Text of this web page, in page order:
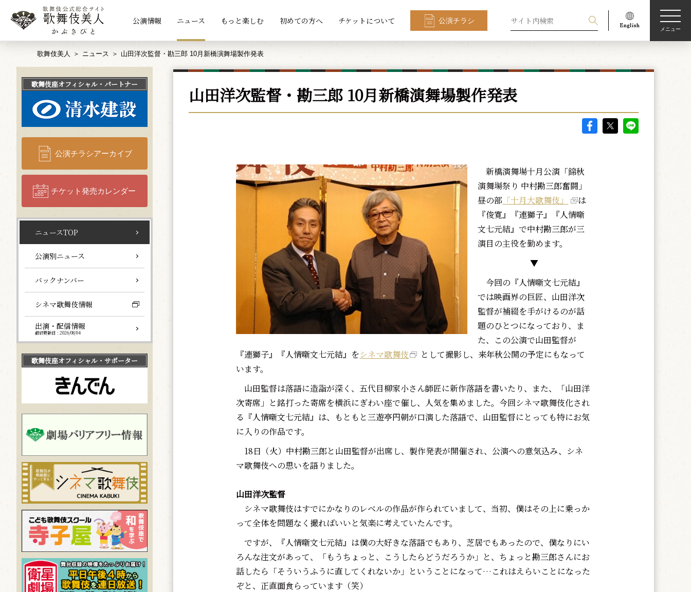
公演情報 ニュース もっと楽しむ 初めての方へ チケットについて 公演チラシ
メニュー
歌舞伎美人 ニュース 山田洋次監督・勘三郎 10月新橋演舞場製作発表
山田洋次監督・勘三郎 10月新橋演舞場製作発表
新橋演舞場十月公演「錦秋
演舞場祭り 中村勘三郎奮闘」
昼の部 「十月大歌舞伎」
は
『俊寛』『連獅子』『人情噺
文七元結』で中村勘三郎が三
演目の主役を勤めます。
▼
今回の『人情噺文七元結』
では映画界の巨匠、山田洋次
監督が補綴を手がけるのが話
題のひとつになっており、ま
た、この公演で山田監督が
『連獅子』『人情噺文七元結』をシネマ歌舞伎
として撮影し、来年秋公開の予定にもなって
います。
山田監督は落語に造詣が深く、五代目柳家小さん師匠に新作落語を書いたり、また、「山田洋
次寄席」と銘打った寄席を横浜にぎわい座で催し、人気を集めました。今回シネマ歌舞伎化され
る『人情噺文七元結』は、もともと三遊亭円朝が口演した落語で、山田監督にとっても特にお気
に入りの作品です。
18日（火）中村勘三郎と山田監督が出席し、製作発表が開催され、公演への意気込み、シネ
マ歌舞伎への思いを語りました。
山田洋次監督―――
シネマ歌舞伎はすでにかなりのレベルの作品が作られていまして、当初、僕はその上に乗っか
って全体を問題なく撮ればいいと気楽に考えていたんです。
ですが、『人情噺文七元結』は僕の大好きな落語でもあり、芝居でもあったので、僕なりにい
ろんな注文があって、「もうちょっと、こうしたらどうだろうか」と、ちょっと勘三郎さんにお
話したら「そういうふうに直してくれないか」ということになって…これはえらいことになった
ぞと、正直面食らっています（笑）
歌舞伎座オフィシャル・パートナー
公演チラシアーカイブ
チケット発売カレンダー
ニュースTOP
公演別ニュース
バックナンバー
シネマ歌舞伎情報
出演・配信情報
最終更新日：2026/08/04
歌舞伎座オフィシャル・サポーター